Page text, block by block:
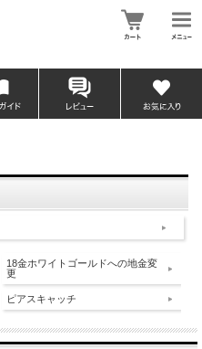
18金ホワイトゴールドへの地金変
更
ピアスキャッチ